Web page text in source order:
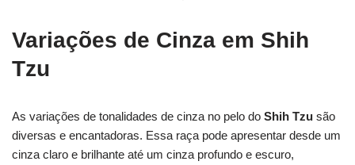
Variações de Cinza em Shih
Tzu
As variações de tonalidades de cinza no pelo do Shih Tzu são
diversas e encantadoras. Essa raça pode apresentar desde um
cinza claro e brilhante até um cinza profundo e escuro,